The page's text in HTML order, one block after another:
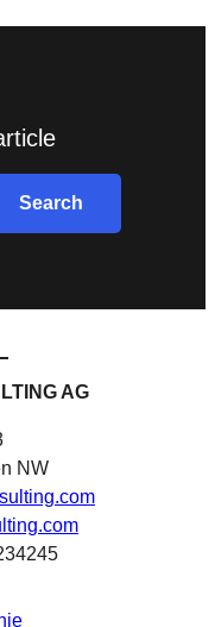
Search
AG
NW